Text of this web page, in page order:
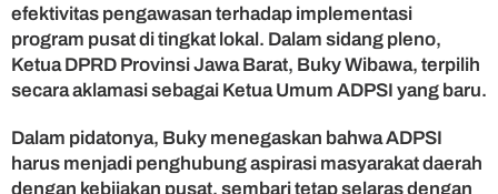
efektivitas pengawasan terhadap implementasi
program pusat di tingkat lokal. Dalam sidang pleno,
Ketua DPRD Provinsi Jawa Barat, Buky Wibawa, terpilih
secara aklamasi sebagai Ketua Umum ADPSI yang baru.
Dalam pidatonya, Buky menegaskan bahwa ADPSI
harus menjadi penghubung aspirasi masyarakat daerah
dengan kebijakan pusat, sembari tetap selaras dengan